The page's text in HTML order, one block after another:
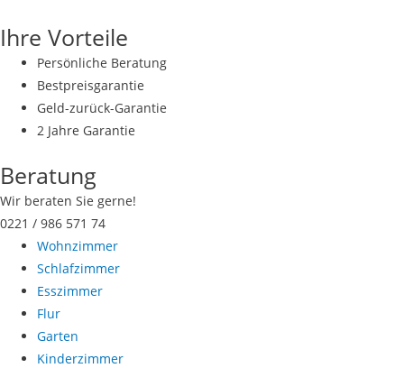
Inhalt
springen
Ihre Vorteile
Persönliche Beratung
Bestpreisgarantie
Geld-zurück-Garantie
2 Jahre Garantie
Beratung
Wir beraten Sie gerne!
0221 / 986 571 74
Wohnzimmer
Schlafzimmer
Esszimmer
Flur
Garten
Kinderzimmer